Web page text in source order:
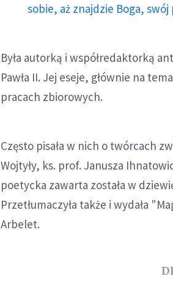
sobie, aż znajdzie Boga,
Była autorką i współredaktorką
Pawła II. Jej eseje, głównie na
pracach zbiorowych.
Często pisała w nich o twórcach
Wojtyły, ks. prof. Janusza
poetycka zawarta została w
Przetłumaczyła także i wydała
Arbelet.